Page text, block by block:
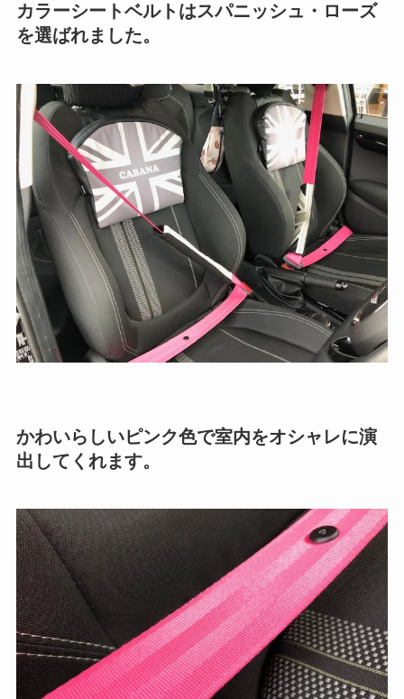
カラーシートベルトはスパニッシュ・ローズ
を選ばれました。
かわいらしいピンク色で室内をオシャレに演
出してくれます。